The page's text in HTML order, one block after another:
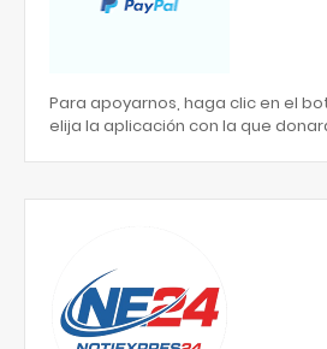
Para apoyarnos, haga clic en el
elija la aplicación con la que